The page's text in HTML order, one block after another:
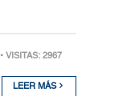
• VISITAS: 2967
LEER MÁS